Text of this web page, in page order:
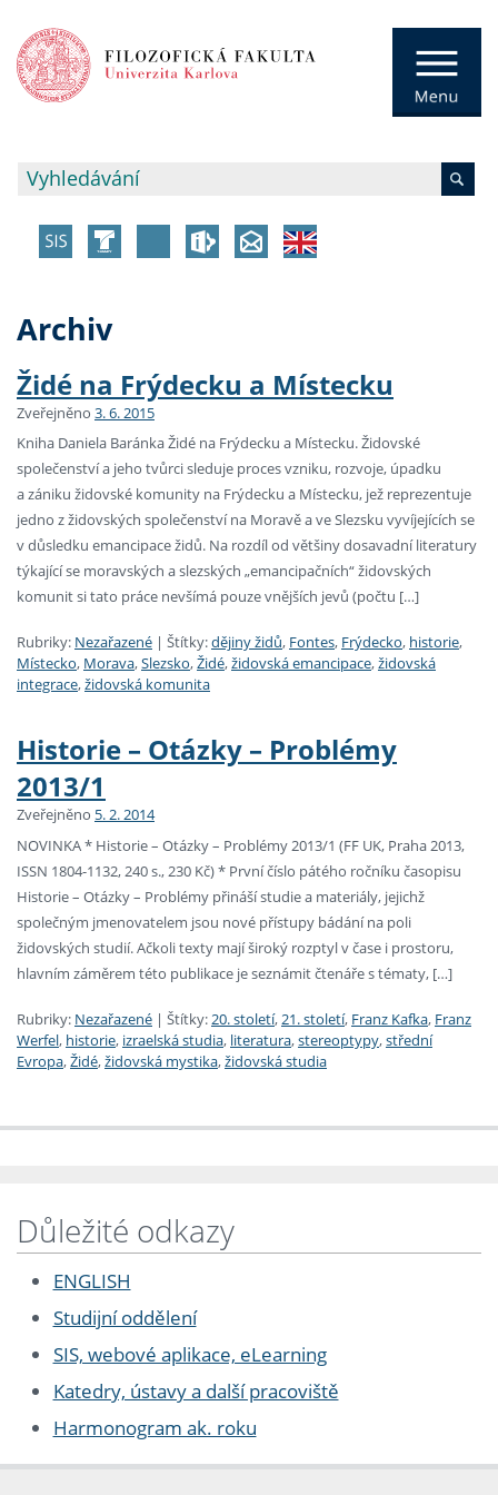
Archiv
Židé na Frýdecku a Místecku
Zveřejněno 3. 6. 2015
Kniha Daniela Baránka Židé na Frýdecku a Místecku. Židovské
společenství a jeho tvůrci sleduje proces vzniku, rozvoje, úpadku
a zániku židovské komunity na Frýdecku a Místecku, jež reprezentuje
jedno z židovských společenství na Moravě a ve Slezsku vyvíjejících se
v důsledku emancipace židů. Na rozdíl od většiny dosavadní literatury
týkající se moravských a slezských „emancipačních“ židovských
komunit si tato práce nevšímá pouze vnějších jevů (počtu […]
Rubriky: Nezařazené | Štítky:dějiny židů, Fontes, Frýdecko, historie,
Místecko, Morava,Slezsko,Židé,židovská emancipace,židovská
integrace,židovská komunita
Historie – Otázky – Problémy
2013/1
Zveřejněno 5. 2. 2014
NOVINKA * Historie – Otázky – Problémy 2013/1 (FF UK, Praha 2013,
ISSN 1804-1132, 240 s., 230 Kč) * První číslo pátého ročníku časopisu
Historie – Otázky – Problémy přináší studie a materiály, jejichž
společným jmenovatelem jsou nové přístupy bádání na poli
židovských studií. Ačkoli texty mají široký rozptyl v čase i prostoru,
hlavním záměrem této publikace je seznámit čtenáře s tématy, […]
Rubriky: Nezařazené | Štítky:20. století,21. století, Franz Kafka, Franz
Werfel, historie, izraelská studia, literatura,stereoptypy,střední
Evropa,Židé,židovská mystika,židovská studia
Důležité odkazy
ENGLISH
Studijní oddělení
SIS, webové aplikace, eLearning
Katedry, ústavy a další pracoviště
Harmonogram ak. roku